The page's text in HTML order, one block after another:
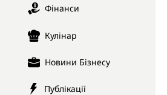
Фінанси
Кулінар
Новини Бізнесу
Публікації